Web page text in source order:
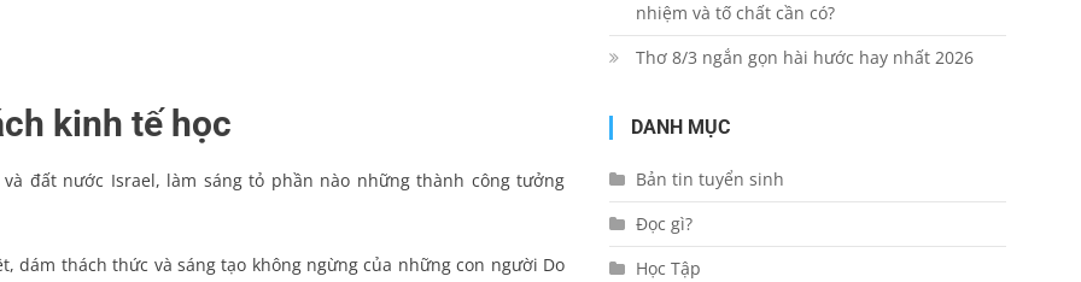
kinh tế học
đất nước Israel, làm sáng tỏ phần nào những thành công tưởng
dám thách thức và sáng tạo không ngừng của những con người Do
nhiệm và tố chất cần có?
Thơ 8/3 ngắn gọn hài hước hay nhất 2026
DANH MỤC
Bản tin tuyển sinh
Đọc gì?
Học Tập